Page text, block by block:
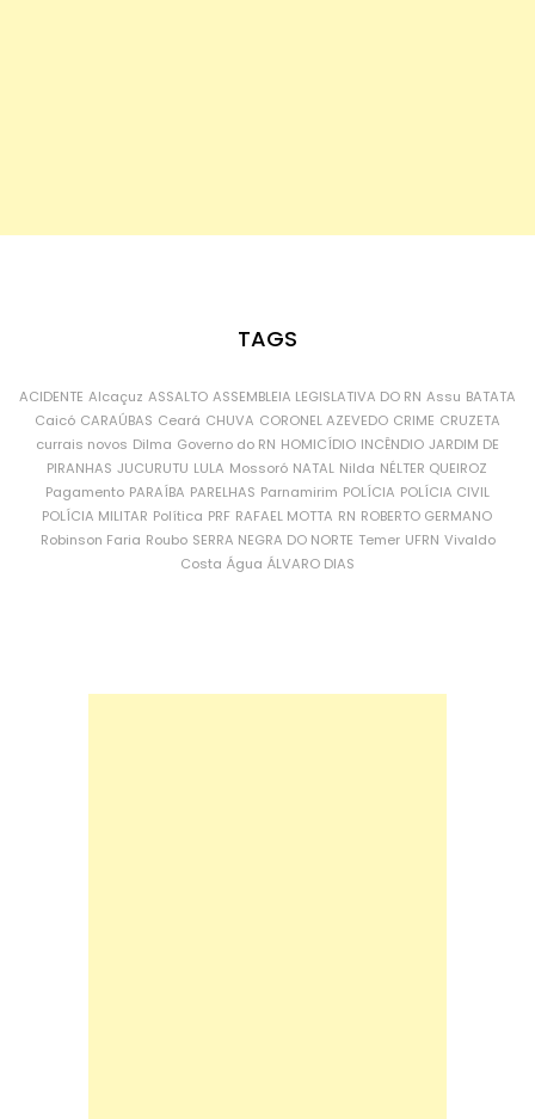
TAGS
ACIDENTE Alcaçuz ASSALTO ASSEMBLEIA LEGISLATIVA DO RN Assu BATATA
Caicó CARAÚBAS Ceará CHUVA CORONEL AZEVEDO CRIME CRUZETA
currais novos Dilma Governo do RN HOMICÍDIO INCÊNDIO JARDIM DE
PIRANHAS JUCURUTU LULA Mossoró NATAL Nilda NÉLTER QUEIROZ
Pagamento PARAÍBA PARELHAS Parnamirim POLÍCIA POLÍCIA CIVIL
POLÍCIA MILITAR Política PRF RAFAEL MOTTA RN ROBERTO GERMANO
Robinson Faria Roubo SERRA NEGRA DO NORTE Temer UFRN Vivaldo
Costa Água ÁLVARO DIAS